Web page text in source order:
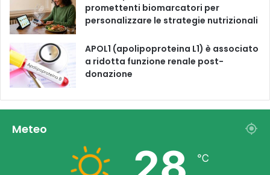
promettenti biomarcatori per
personalizzare le strategie nutrizionali
APOL1 (apolipoproteina L1) è associato
a ridotta funzione renale post-
donazione
Meteo
℃